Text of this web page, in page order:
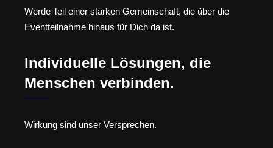
Werde Teil einer starken Gemeinschaft, die über die
Eventteilnahme hinaus für Dich da ist.
Individuelle Lösungen, die
Menschen verbinden.
Wirkung sind unser Versprechen.